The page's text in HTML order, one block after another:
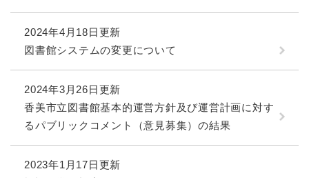
2024年4月18日更新
図書館システムの変更について
2024年3月26日更新
香美市立図書館基本的運営方針及び運営計画に対す
るパブリックコメント（意見募集）の結果
2023年1月17日更新